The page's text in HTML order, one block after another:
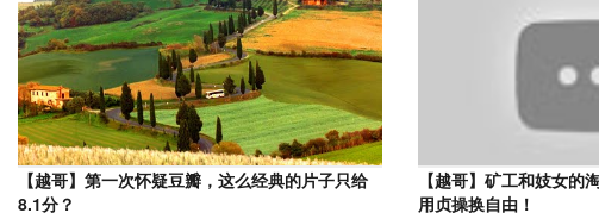
【越哥】第一次怀疑豆瓣，这么经典的片子只给
8.1分？
【越哥】矿工和妓女的
用贞操换自由！